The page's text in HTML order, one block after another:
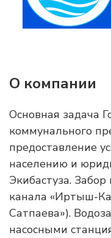
О компании
Основная задача
коммунального
предоставление
населению и
Экибастуза.
канала «Иртыш-
Сатпаева»).
насосными